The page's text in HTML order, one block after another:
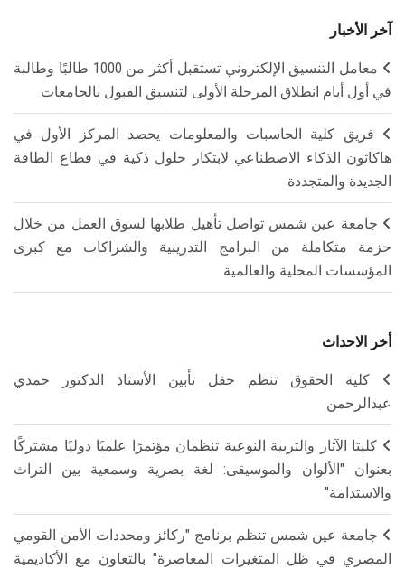
آخر الأخبار
معامل التنسيق الإلكتروني تستقبل أكثر من 1000 طالبًا وطالبة
في أول أيام انطلاق المرحلة الأولى لتنسيق القبول بالجامعات
فريق كلية الحاسبات والمعلومات يحصد المركز الأول في
هاكاثون الذكاء الاصطناعي لابتكار حلول ذكية في قطاع الطاقة
الجديدة والمتجددة
جامعة عين شمس تواصل تأهيل طلابها لسوق العمل من خلال
حزمة متكاملة من البرامج التدريبية والشراكات مع كبرى
المؤسسات المحلية والعالمية
أخر الاحداث
كلية الحقوق تنظم حفل تأبين الأستاذ الدكتور حمدي
عبدالرحمن
كليتا الآثار والتربية النوعية تنظمان مؤتمرًا علميًا دوليًا مشتركًا
بعنوان "الألوان والموسيقى: لغة بصرية وسمعية بين التراث
والاستدامة"
جامعة عين شمس تنظم برنامج "ركائز ومحددات الأمن القومي
المصري في ظل المتغيرات المعاصرة" بالتعاون مع الأكاديمية